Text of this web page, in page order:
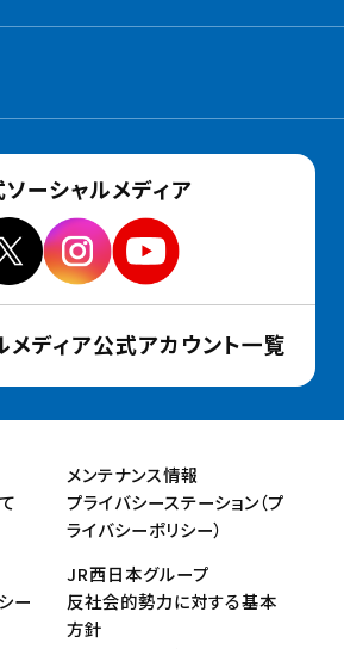
ーシャルメディア
メディア公式アカウント一覧
メンテナンス情報
プライバシーステーション（プ
ライバシーポリシー）
ー
JR西日本グループ
反社会的勢力に対する基本
方針